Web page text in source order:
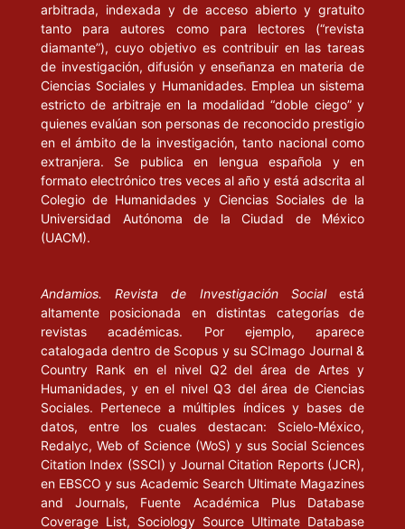
arbitrada, indexada y de acceso abierto y gratuito
tanto para autores como para lectores (“revista
diamante”), cuyo objetivo es contribuir en las tareas
de investigación, difusión y enseñanza en materia de
Ciencias Sociales y Humanidades. Emplea un sistema
estricto de arbitraje en la modalidad “doble ciego” y
quienes evalúan son personas de reconocido prestigio
en el ámbito de la investigación, tanto nacional como
extranjera. Se publica en lengua española y en
formato electrónico tres veces al año y está adscrita al
Colegio de Humanidades y Ciencias Sociales de la
Universidad Autónoma de la Ciudad de México
(UACM).
Andamios. Revista de Investigación Socialestá
altamente posicionada en distintas categorías de
revistas académicas. Por ejemplo, aparece
catalogada dentro de Scopus y su SCImago Journal &
Country Rank en el nivel Q2 del área de Artes y
Humanidades, y en el nivel Q3 del área de Ciencias
Sociales. Pertenece a múltiples índices y bases de
datos, entre los cuales destacan: Scielo-México,
Redalyc, Web of Science (WoS) y sus Social Sciences
Citation Index (SSCI) y Journal Citation Reports (JCR),
en EBSCO y sus Academic Search Ultimate Magazines
and Journals, Fuente Académica Plus Database
Coverage List, Sociology Source Ultimate Database